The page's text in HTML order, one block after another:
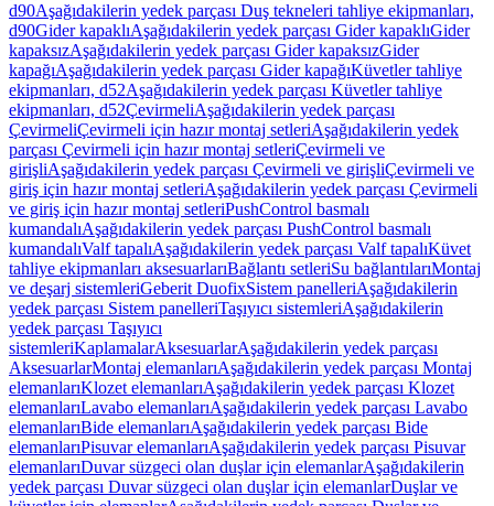
d90Aşağıdakilerin yedek parçası Duş tekneleri tahliye ekipmanları,
d90Gider kapaklıAşağıdakilerin yedek parçası Gider kapaklıGider
kapaksızAşağıdakilerin yedek parçası Gider kapaksızGider
kapağıAşağıdakilerin yedek parçası Gider kapağıKüvetler tahliye
ekipmanları, d52Aşağıdakilerin yedek parçası Küvetler tahliye
ekipmanları, d52ÇevirmeliAşağıdakilerin yedek parçası
ÇevirmeliÇevirmeli için hazır montaj setleriAşağıdakilerin yedek
parçası Çevirmeli için hazır montaj setleriÇevirmeli ve
girişliAşağıdakilerin yedek parçası Çevirmeli ve girişliÇevirmeli ve
giriş için hazır montaj setleriAşağıdakilerin yedek parçası Çevirmeli
ve giriş için hazır montaj setleriPushControl basmalı
kumandalıAşağıdakilerin yedek parçası PushControl basmalı
kumandalıValf tapalıAşağıdakilerin yedek parçası Valf tapalıKüvet
tahliye ekipmanları aksesuarlarıBağlantı setleriSu bağlantılarıMontaj
ve deşarj sistemleriGeberit DuofixSistem panelleriAşağıdakilerin
yedek parçası Sistem panelleriTaşıyıcı sistemleriAşağıdakilerin
yedek parçası Taşıyıcı
sistemleriKaplamalarAksesuarlarAşağıdakilerin yedek parçası
AksesuarlarMontaj elemanlarıAşağıdakilerin yedek parçası Montaj
elemanlarıKlozet elemanlarıAşağıdakilerin yedek parçası Klozet
elemanlarıLavabo elemanlarıAşağıdakilerin yedek parçası Lavabo
elemanlarıBide elemanlarıAşağıdakilerin yedek parçası Bide
elemanlarıPisuvar elemanlarıAşağıdakilerin yedek parçası Pisuvar
elemanlarıDuvar süzgeci olan duşlar için elemanlarAşağıdakilerin
yedek parçası Duvar süzgeci olan duşlar için elemanlarDuşlar ve